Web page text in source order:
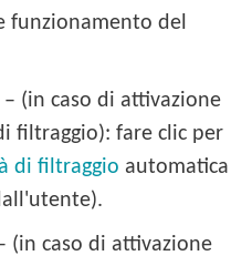
funzionamento del
– (in caso di attivazione
filtraggio): fare clic per
di filtraggio automatica
(in caso di attivazione